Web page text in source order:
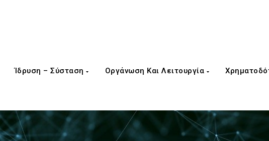
Ίδρυση – Σύσταση Οργάνωση Και Λειτουργία